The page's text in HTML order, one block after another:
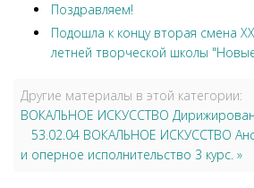
Поздравляем!
Подошла к концу вторая смена
летней творческой школы
Другие материалы в этой категории:
ВОКАЛЬНОЕ ИСКУССТВО
53.02.04 ВОКАЛЬНОЕ ИСКУССТВО
и оперное исполнительство 3 курс. »